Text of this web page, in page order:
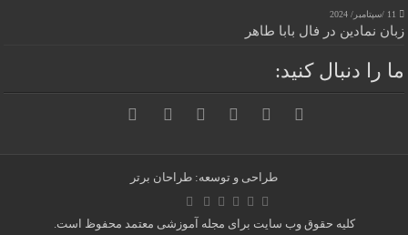
11 /سپتامبر/ 2024
زبان نمادین در فال بابا طاهر
ما را دنبال کنید:
طراحی و توسعه: طراحان برتر
کلیه حقوق وب سایت برای مجله آموزشی معتمد محفوظ است.